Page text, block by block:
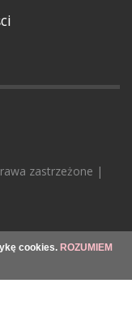
zastrzeżone |
cookies. ROZUMIEM